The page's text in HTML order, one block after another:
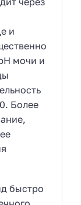
и
мочи и
Более
быстро